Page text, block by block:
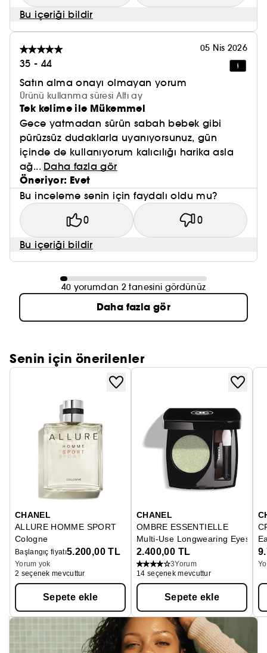
Bu içeriği bildir
05 Nis 2026
35 - 44
Satın alma onayı olmayan yorum
Ürünü kullanma süresi Altı ay
Tek kelime ile Mükemmel
Gece yatmadan sürün sabah bebek gibi
pürüzsüz dudaklarla uyanıyorsunuz, gün
içinde de kullanıyorum kalıcılığı harika asla
ağ... Daha fazla gör
Öneriyor: Evet
Bu inceleme senin için faydalı oldu mu?
0 0
Bu içeriği bildir
40 yorumdan 2 tanesini gördünüz
Daha fazla gör
Senin için önerilenler
CHANEL
ALLURE HOMME SPORT
Cologne
Başlangıç fiyatı5.200,00 TL
Yorum yok
2 seçenek mevcuttur
Sepete ekle
CHANEL
OMBRE ESSENTIELLE
Multi-Use Longwearing
2.400,00 TL
3Yorum
14 seçenek mevcuttur
Sepete ekle